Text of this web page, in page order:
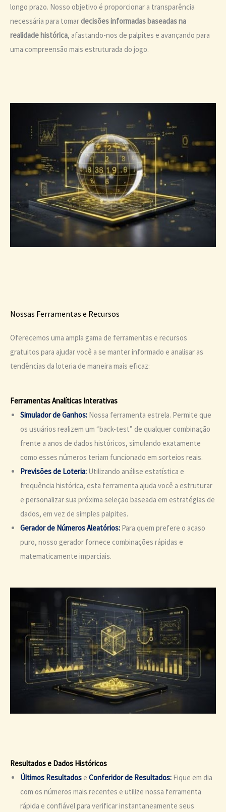
longo prazo. Nosso objetivo é proporcionar a transparência
necessária para tomardecisões informadas baseadas na
realidade histórica, afastando-nos de palpites e avançando para
uma compreensão mais estruturada do jogo.
Nossas Ferramentas e Recursos
Oferecemos uma ampla gama de ferramentas e recursos
gratuitos para ajudar você a se manter informado e analisar as
tendências da loteria de maneira mais eficaz:
Ferramentas Analíticas Interativas
Simulador de Ganhos: Nossa ferramenta estrela. Permite que
os usuários realizem um “back-test” de qualquer combinação
frente a anos de dados históricos, simulando exatamente
como esses números teriam funcionado em sorteios reais.
Previsões de Loteria: Utilizando análise estatística e
frequência histórica, esta ferramenta ajuda você a estruturar
e personalizar sua próxima seleção baseada em estratégias de
dados, em vez de simples palpites.
Gerador de Números Aleatórios: Para quem prefere o acaso
puro, nosso gerador fornece combinações rápidas e
matematicamente imparciais.
Resultados e Dados Históricos
Últimos Resultados e Conferidor de Resultados: Fique em dia
com os números mais recentes e utilize nossa ferramenta
rápida e confiável para verificar instantaneamente seus